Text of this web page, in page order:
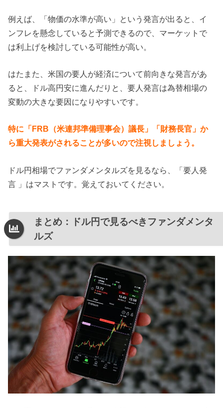
例えば、「物価の水準が高い」という発言が出ると、イ
ンフレを懸念していると予測できるので、マーケットで
は利上げを検討している可能性が高い。
はたまた、米国の要人が経済について前向きな発言があ
ると、ドル高円安に進んだりと、要人発言は為替相場の
変動の大きな要因になりやすいです。
特に「FRB（米連邦準備理事会）議長」「財務長官」か
ら重大発表がされることが多いので注視しましょう。
ドル円相場でファンダメンタルズを見るなら、「要人発
言 」はマストです。覚えておいてください。
まとめ：ドル円で見るべきファンダメンタ
ルズ